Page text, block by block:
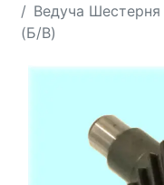
Ведуча Шестерня
(Б/В)